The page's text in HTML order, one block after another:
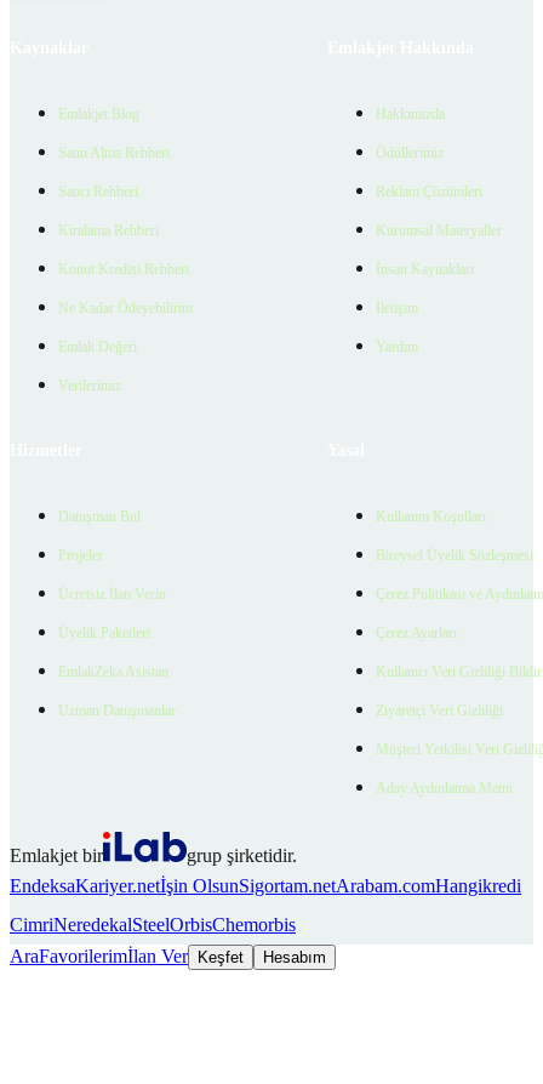
Emlakjet Blog
Satın Alma Rehberi
Satıcı Rehberi
Kiralama Rehberi
Konut Kredisi Rehberi
Ne Kadar Ödeyebilirim
Emlak Değeri
Verilerimiz
Hakkımızda
Ödüllerimiz
Reklam Çözümleri
Kurumsal Materyaller
İnsan Kaynakları
İletişim
Yardım
Danışman Bul
Projeler
Ücretsiz İlan Verin
Üyelik Paketleri
EmlakZeka Asistan
Uzman Danışmanlar
Kullanım Koşulları
Bireysel Üyelik Sözleşmesi
Çerez Politikası ve
Çerez Ayarları
Kullanıcı Veri Gizliliği
Ziyaretçi Veri Gizliliği
Müşteri Yetkilisi Veri
Aday Aydınlatma Metni
Emlakjet bir
grup şirketidir.
EndeksaKariyer.netİşin OlsunSigortam.netArabam.comHangikredi
CimriNeredekalSteelOrbisChemorbis
AraFavorilerimİlan Ver Keşfet Hesabım